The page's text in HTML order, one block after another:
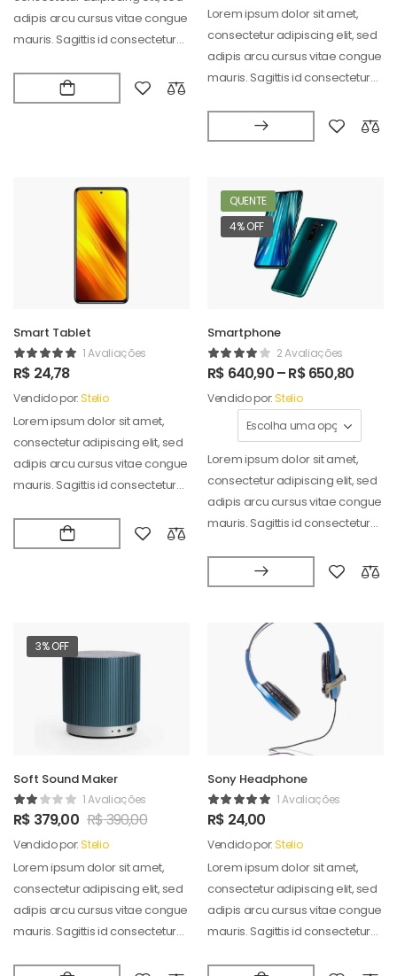
adipis arcu cursus vitae congue
mauris. Sagittis id consectetur
Lorem ipsum dolor sit amet,
consectetur adipiscing elit, sed
adipis arcu cursus vitae congue
mauris. Sagittis id consectetur
Smart Tablet
1 Avaliações
R$ 24,78
Vendido por:Stelio
Lorem ipsum dolor sit amet,
consectetur adipiscing elit, sed
adipis arcu cursus vitae congue
mauris. Sagittis id consectetur
QUENTE
4% OFF
Smartphone
2 Avaliações
R$ 640,90–R$650,80
Vendido por:Stelio
Lorem ipsum dolor sit amet,
consectetur adipiscing elit, sed
adipis arcu cursus vitae congue
mauris. Sagittis id consectetur
3% OFF
Soft Sound Maker
1 Avaliações
R$ 379,00 R$390,00
Vendido por:Stelio
Lorem ipsum dolor sit amet,
consectetur adipiscing elit, sed
adipis arcu cursus vitae congue
mauris. Sagittis id consectetur
Sony Headphone
1 Avaliações
R$ 24,00
Vendido por:Stelio
Lorem ipsum dolor sit amet,
consectetur adipiscing elit, sed
adipis arcu cursus vitae congue
mauris. Sagittis id consectetur